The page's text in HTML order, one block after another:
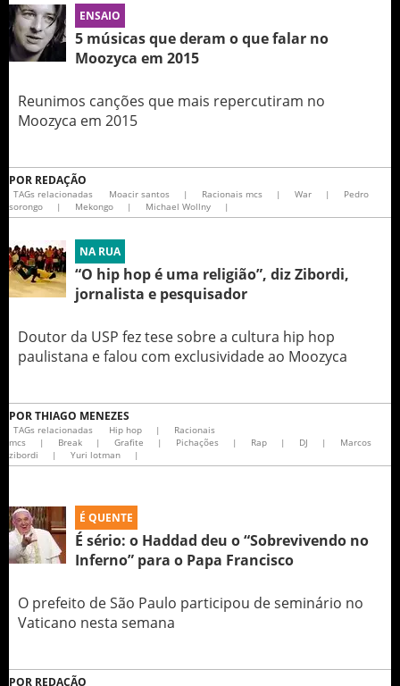
ENSAIO
5 músicas que deram o que falar no
Moozyca em 2015
Reunimos canções que mais repercutiram no
Moozyca em 2015
POR REDAÇÃO
TAGs relacionadas Moacir santos | Racionais mcs | War |
Pedro
sorongo
| Mekongo | Michael Wollny |
NA RUA
“O hip hop é uma religião”, diz Zibordi,
jornalista e pesquisador
Doutor da USP fez tese sobre a cultura hip hop
paulistana e falou com exclusividade ao Moozyca
PORTHIAGO MENEZES
TAGs relacionadas Hip hop |
Racionais
mcs
| Break | Grafite | Pichações | Rap | DJ |
Marcos
zibordi
| Yuri lotman |
É QUENTE
É sério: o Haddad deu o “Sobrevivendo no
Inferno” para o Papa Francisco
O prefeito de São Paulo participou de seminário no
Vaticano nesta semana
POR REDAÇÃO